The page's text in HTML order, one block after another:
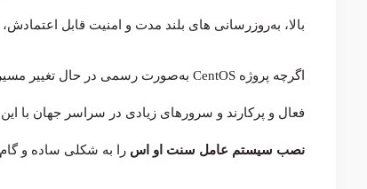
بالا، به‌روزرسانی های بلند مدت و امنیت قابل
فعال و پرکارند و سرورهای زیادی در سراسر جهان با
نصب سیستم عامل سنت او اس را به شکلی ساده و